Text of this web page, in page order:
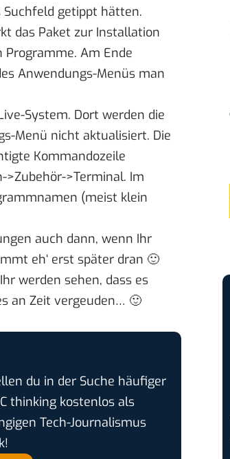
Suchfeld getippt hätten.
das Paket zur Installation
Programme. Am Ende
Anwendungs-Menüs man
System. Dort werden die
Menü nicht aktualisiert. Die
Kommandozeile
>Terminal. Im
(meist klein
auch dann, wenn Ihr
eh‘ erst später dran 🙂
werden sehen, dass es
an Zeit vergeuden… 🙂
du in der Suche häufiger
thinking kostenlos als
Tech-Journalismus